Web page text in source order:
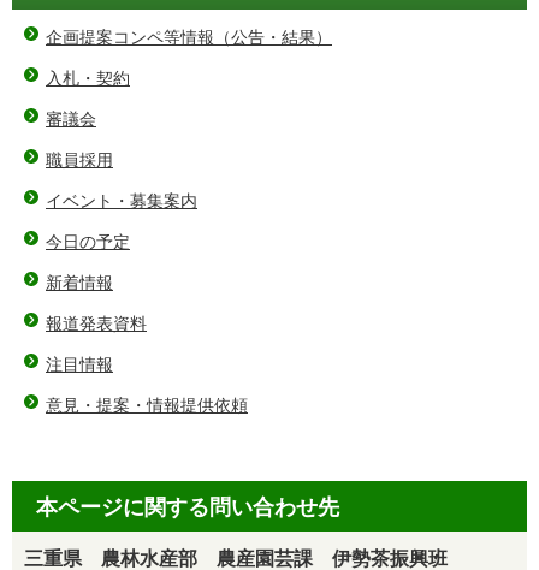
企画提案コンペ等情報（公告・結果）
入札・契約
審議会
職員採用
イベント・募集案内
今日の予定
新着情報
報道発表資料
注目情報
意見・提案・情報提供依頼
本ページに関する問い合わせ先
三重県 農林水産部 農産園芸課 伊勢茶振興班